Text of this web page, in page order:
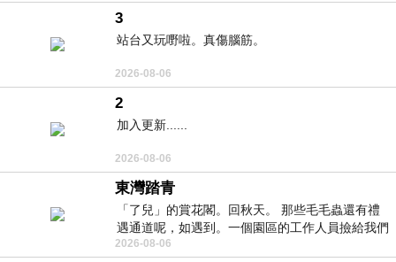
3
站台又玩嘢啦。真傷腦筋。
2026-08-06
2
加入更新......
2026-08-06
東灣踏青
「了兒」的賞花閣。回秋天。 那些毛毛蟲還有禮
遇通道呢，如遇到。一個園區的工作人員撿給我們
細賞。
2026-08-06